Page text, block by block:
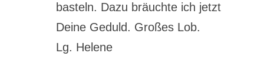
basteln. Dazu bräuchte ich jetzt
Deine Geduld. Großes Lob.
Lg. Helene